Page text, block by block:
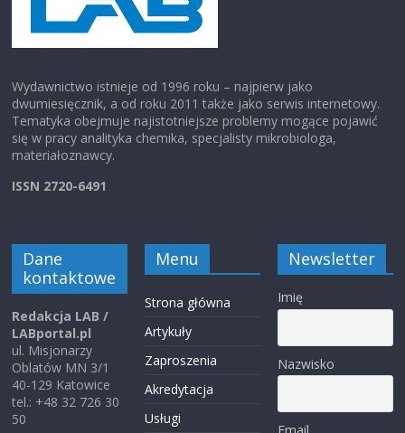
Wydawnictwo istnieje od 1996 roku – najpierw jako
dwumiesięcznik, a od roku 2011 także jako serwis internetowy.
Tematyka obejmuje najistotniejsze problemy mogące pojawić
się w pracy analityka chemika, specjalisty mikrobiologa,
materiałoznawcy.
ISSN 2720-6491
Dane
kontaktowe
Redakcja LAB /
LABportal.pl
ul. Misjonarzy
Oblatów MN 3/1
40-129 Katowice
tel.: +48 32 726 30
50
Menu
Strona główna
Artykuły
Zaproszenia
Akredytacja
Usługi
Newsletter
Imię
Nazwisko